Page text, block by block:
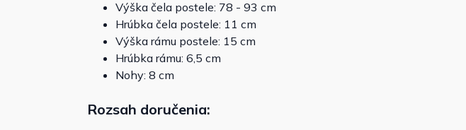
Výška čela postele: 78 - 93 cm
Hrúbka čela postele: 11 cm
Výška rámu postele: 15 cm
Hrúbka rámu: 6,5 cm
Nohy: 8 cm
Rozsah doručenia: